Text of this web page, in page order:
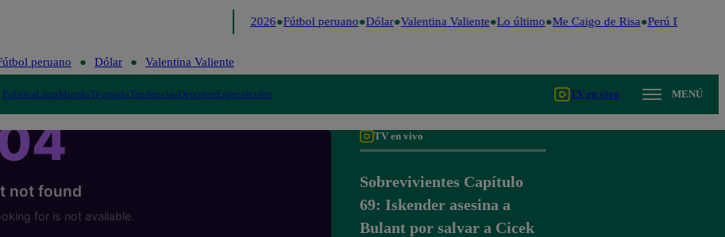
Perú Decide 2026 Fútbol peruano Dólar Valentina Valiente Lo último Me Caigo de Risa Perú Decide
peruano Dólar Valentina Valiente
PolíticaLimaMundoTe ayudoTendenciasDeportesEspectáculos TV en vivo MENÚ
TV en vivo
Sobrevivientes Capítulo
69: Iskender asesina a
Bulant por salvar a Cicek